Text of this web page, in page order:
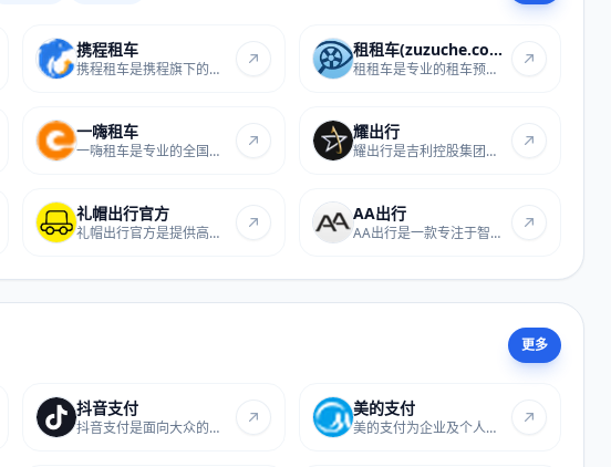
携程租车
携程租车是携程旗下的专业汽车租赁服务，提供...
租租车(zuzuche.com)
租租车是专业的租车预订站点，提供全球范围内...
一嗨租车
一嗨租车是专业的全国连锁汽车租赁服务提供方...
耀出行
耀出行是吉利控股集团旗下的高品质出行服务品...
礼帽出行官方
礼帽出行官方是提供高品质出行服务的官方网址...
AA出行
AA出行是一款专注于智能出行规划与预订的在线...
更多
抖音支付
抖音支付是面向大众的便捷在线支付工具，覆盖...
美的支付
美的支付为企业及个人合作商户提供收付款、商...